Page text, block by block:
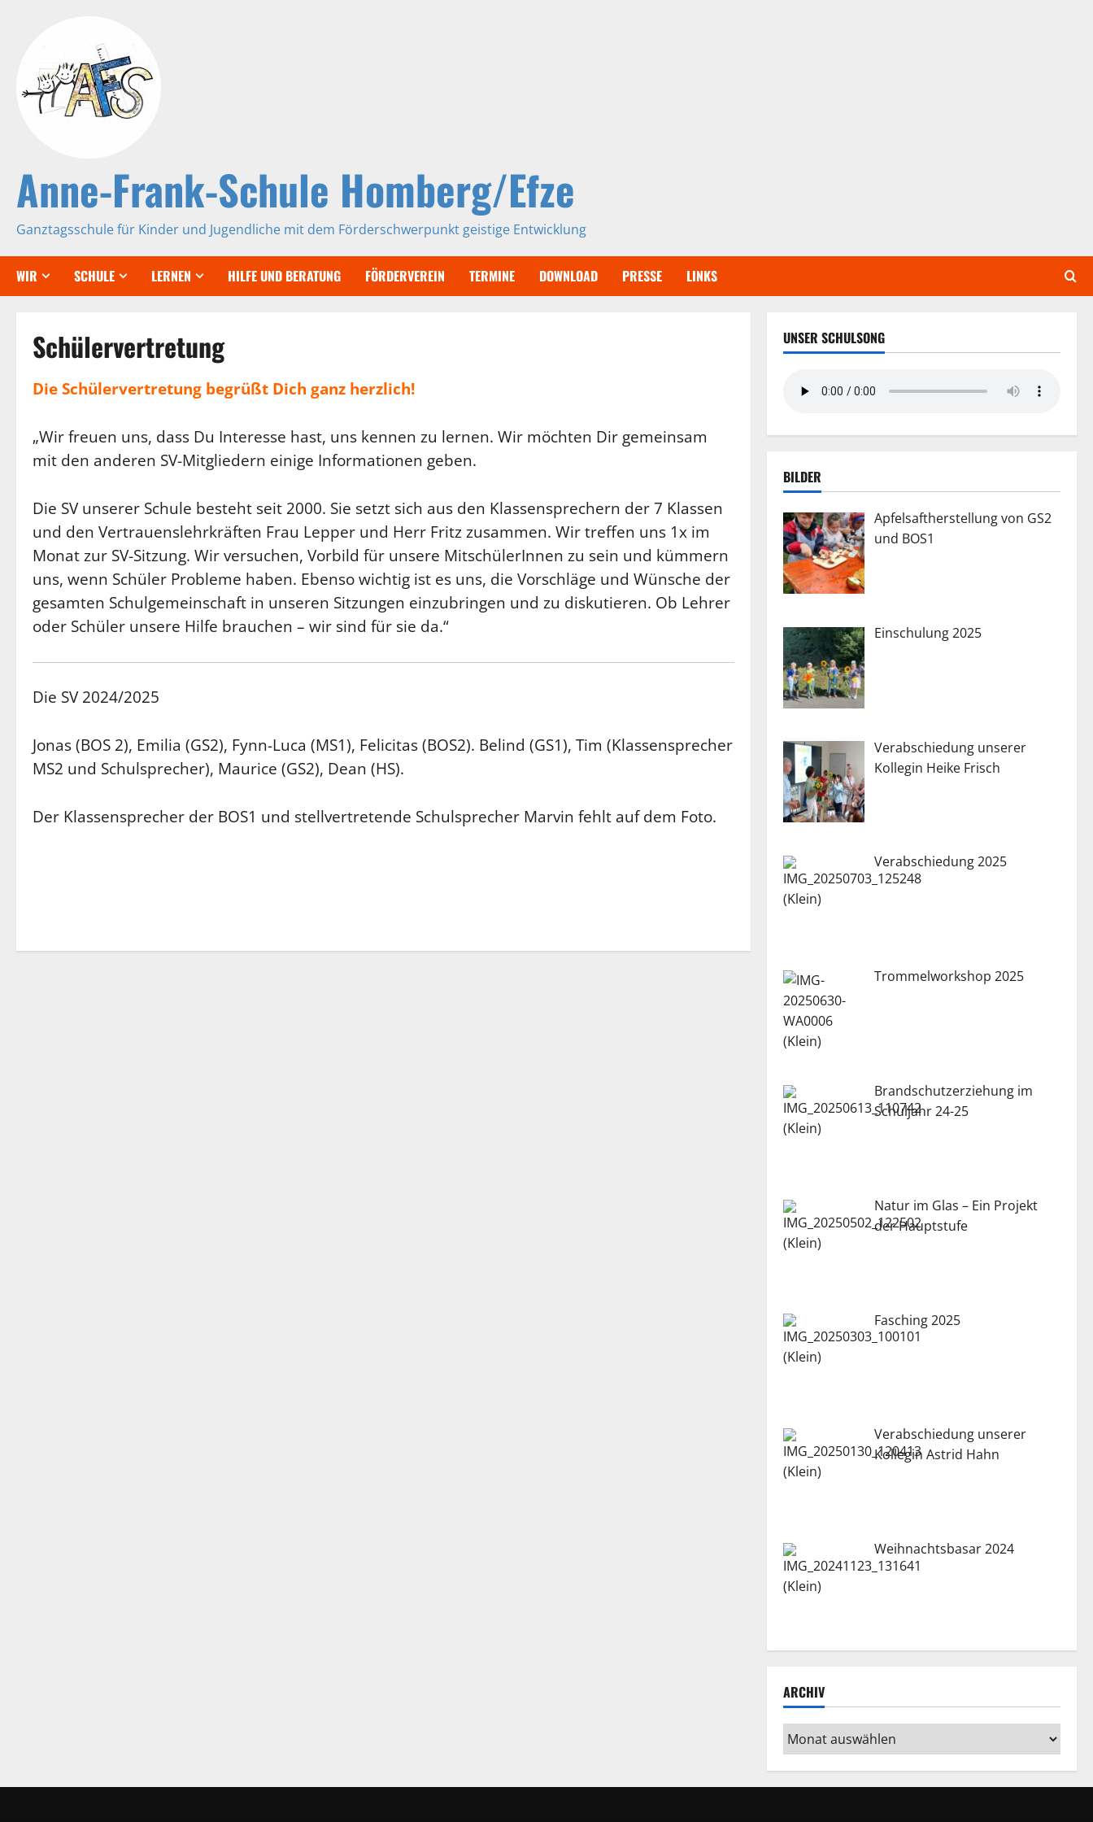
Anne-Frank-Schule Homberg/Efze
Ganztagsschule für Kinder und Jugendliche mit dem Förderschwerpunkt geistige Entwicklung
WIR SCHULE LERNEN HILFE UND BERATUNG FÖRDERVEREIN TERMINE DOWNLOAD PRESSE LINKS
Schülervertretung
Die Schülervertretung begrüßt Dich ganz herzlich!
„Wir freuen uns, dass Du Interesse hast, uns kennen zu lernen. Wir möchten Dir gemeinsam
mit den anderen SV-Mitgliedern einige Informationen geben.
Die SV unserer Schule besteht seit 2000. Sie setzt sich aus den Klassensprechern der 7 Klassen
und den Vertrauenslehrkräften Frau Lepper und Herr Fritz zusammen. Wir treffen uns 1x im
Monat zur SV-Sitzung. Wir versuchen, Vorbild für unsere MitschülerInnen zu sein und kümmern
uns, wenn Schüler Probleme haben. Ebenso wichtig ist es uns, die Vorschläge und Wünsche der
gesamten Schulgemeinschaft in unseren Sitzungen einzubringen und zu diskutieren. Ob Lehrer
oder Schüler unsere Hilfe brauchen – wir sind für sie da.“
Die SV 2024/2025
Jonas (BOS 2), Emilia (GS2), Fynn-Luca (MS1), Felicitas (BOS2). Belind (GS1), Tim (Klassensprecher
MS2 und Schulsprecher), Maurice (GS2), Dean (HS).
Der Klassensprecher der BOS1 und stellvertretende Schulsprecher Marvin fehlt auf dem Foto.
UNSER SCHULSONG
BILDER
Apfelsaftherstellung von GS2
und BOS1
Einschulung 2025
Verabschiedung unserer
Kollegin Heike Frisch
Verabschiedung 2025
Trommelworkshop 2025
Brandschutzerziehung im
Schuljahr 24-25
Natur im Glas – Ein Projekt
der Hauptstufe
Fasching 2025
Verabschiedung unserer
Kollegin Astrid Hahn
Weihnachtsbasar 2024
ARCHIV
Archiv